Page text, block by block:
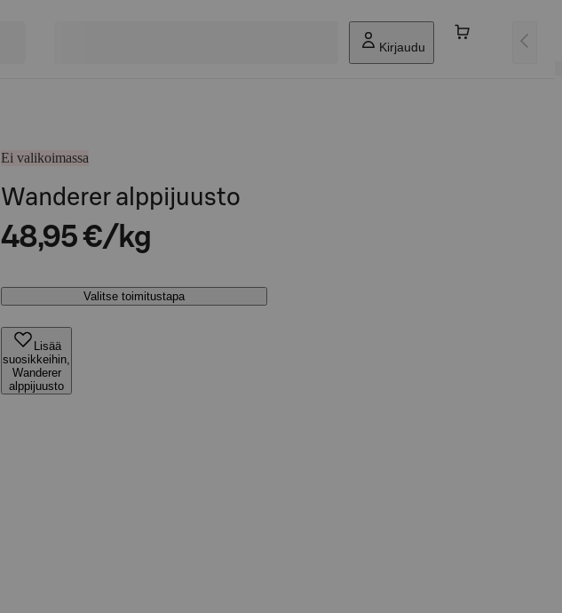
Kirjaudu
Ei valikoimassa
Wanderer alppijuusto
48,95 €/kg
Valitse toimitustapa
Lisää
suosikkeihin,
Wanderer
alppijuusto